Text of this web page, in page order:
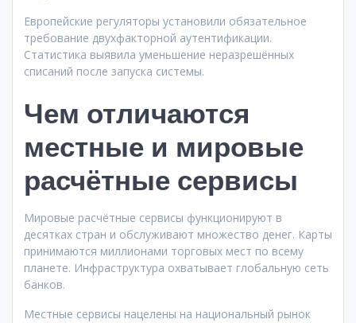
Европейские регуляторы установили обязательное
требование двухфакторной аутентификации.
Статистика выявила уменьшение неразрешённых
списаний после запуска системы.
Чем отличаются
местные и мировые
расчётные сервисы
Мировые расчётные сервисы функционируют в
десятках стран и обслуживают множество денег. Карты
принимаются миллионами торговых мест по всему
планете. Инфраструктура охватывает глобальную сеть
банков.
Местные сервисы нацелены на национальный рынок